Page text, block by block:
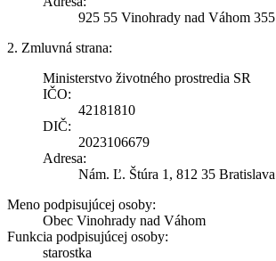
925 55 Vinohrady nad Váhom 355
2. Zmluvná strana:
Ministerstvo životného prostredia SR
IČO:
42181810
DIČ:
2023106679
Adresa:
Nám. Ľ. Štúra 1, 812 35 Bratislava
Meno podpisujúcej osoby:
Obec Vinohrady nad Váhom
Funkcia podpisujúcej osoby:
starostka